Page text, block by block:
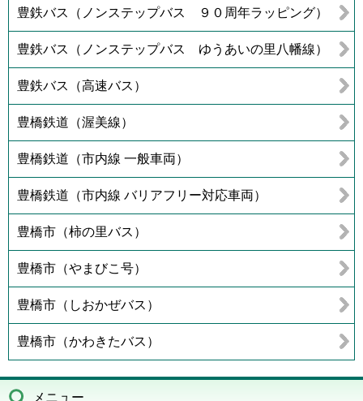
豊鉄バス（ノンステップバス ９０周年ラッピング）
豊鉄バス（ノンステップバス ゆうあいの里八幡線）
豊鉄バス（高速バス）
豊橋鉄道（渥美線）
豊橋鉄道（市内線 一般車両）
豊橋鉄道（市内線 バリアフリー対応車両）
豊橋市（柿の里バス）
豊橋市（やまびこ号）
豊橋市（しおかぜバス）
豊橋市（かわきたバス）
メニュー